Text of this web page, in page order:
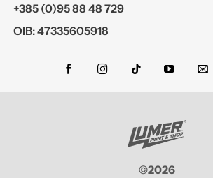
+385 (0)95 88 48 729
OIB: 47335605918
©2026